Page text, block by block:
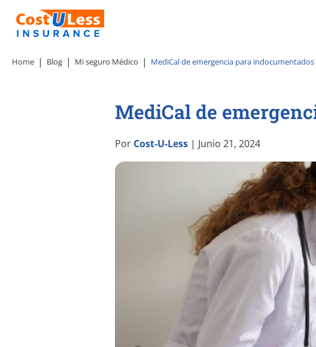
Home Blog Mi seguro Médico MediCal de emergencia para indocumentados
MediCal de
Por Cost-U-Less | Junio 21, 2024